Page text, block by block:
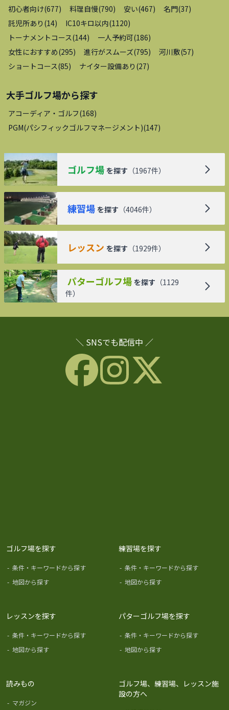
初心者向け(677) 料理自慢(790) 安い(467) 名門(37)
託児所あり (14) IC10キロ以内(1120)
トーナメントコース(144) 一人予約可(186)
女性におすすめ(295) 進行がスムーズ(795) 河川敷(57)
ショートコース(85) ナイター設備あり (27)
大手ゴルフ場から探す
アコーディア・ゴルフ(168)
PGM(パシフィックゴルフマネージメント)(147)
ゴルフ場 を探す （1967件）
練習場 を探す （4046件）
レッスン を探す （1929件）
パターゴルフ場 を探す （1129
件）
＼ SNSでも配信中 ／
ゴルフ場を探す
- 条件・キーワードから探す
- 地図から探す
練習場を探す
- 条件・キーワードから探す
- 地図から探す
レッスンを探す
- 条件・キーワードから探す
- 地図から探す
パターゴルフ場を探す
- 条件・キーワードから探す
- 地図から探す
読みもの
- マガジン
ゴルフ場、練習場、レッスン施
設の方へ